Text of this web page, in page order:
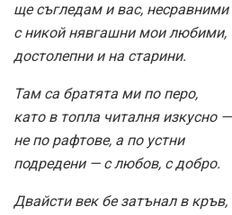
ще съгледам и вас, несравними
с никой нявгашни мои любими,
достолепни и на старини.
Там са братята ми по перо,
като в топла читалня изкусно —
не по рафтове, а по устни
подредени — с любов, с добро.
Двайсти век бе затънал в кръв,